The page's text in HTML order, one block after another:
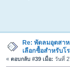
Re: พัดลมอุตสา
เลือกซื้อสำหรับโ
« ตอบกลับ #39 เมื่อ: วันที่